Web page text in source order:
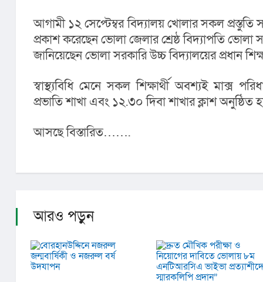
আগামী ১২ সেপ্টেম্বর বিদ্যালয় খোলার সকল প্রস্তুতি
প্রকাশ করেছেন ভোলা জেলার শ্রেষ্ঠ বিদ্যাপতি ভোলা
জানিয়েছেন ভোলা সরকারি উচ্চ বিদ্যালয়ের প্রধান
স্বাস্থ্যবিধি মেনে সকল শিক্ষার্থী অবশ্যই মাক্স
প্রভাতি শাখা এবং ১২.৩০ দিবা শাখার ক্লাশ অনুষ্ঠিত
আসছে বিস্তারিত…….
আরও পড়ুন